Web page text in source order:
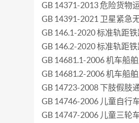
GB 14371-2013 危险货物
GB 14391-2021 卫星紧急
GB 146.1-2020 标准轨距
GB 146.2-2020 标准轨距
GB 14681.1-2006 机车船
GB 14681.2-2006 机车船
GB 14723-2008 下肢假肢
GB 14746-2006 儿童自行
GB 14747-2006 儿童三轮